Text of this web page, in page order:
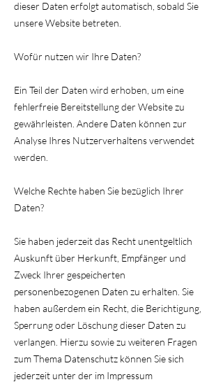
dieser Daten erfolgt automatisch, sobald Sie
unsere Website betreten.
Wofür nutzen wir Ihre Daten?
Ein Teil der Daten wird erhoben, um eine
fehlerfreie Bereitstellung der Website zu
gewährleisten. Andere Daten können zur
Analyse Ihres Nutzerverhaltens verwendet
werden.
Welche Rechte haben Sie bezüglich Ihrer
Daten?
Sie haben jederzeit das Recht unentgeltlich
Auskunft über Herkunft, Empfänger und
Zweck Ihrer gespeicherten
personenbezogenen Daten zu erhalten. Sie
haben außerdem ein Recht, die Berichtigung,
Sperrung oder Löschung dieser Daten zu
verlangen. Hierzu sowie zu weiteren Fragen
zum Thema Datenschutz können Sie sich
jederzeit unter der im Impressum